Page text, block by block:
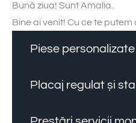
Bună ziua! Sunt Amalia.
Bine ai venit! Cu ce te
Piese
Placaj regulat și